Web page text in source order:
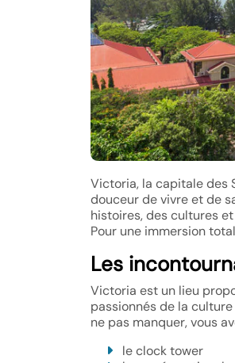
Victoria, la capitale des
douceur de vivre et de
histoires, des cultures
Pour une immersion
Les
Victoria est un lieu
passionnés de la
ne pas manquer, vous
le clock tower